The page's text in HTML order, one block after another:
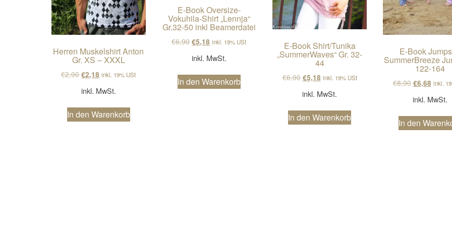
Herren Muskelshirt Anton
Gr. XS – XXXL
€2,90Ursprünglicher Preis war: €2,90
€2,18 Aktueller Preis ist: €2,18.
inkl. 19% USt
inkl. MwSt.
In den Warenkorb
E-Book Oversize-
Vokuhila-Shirt „Lennja“
Gr.32-50 inkl Beamerdatei
€6,90Ursprünglicher Preis war: €6,90
€5,18 Aktueller Preis ist: €5,18.
inkl. 19% USt
inkl. MwSt.
In den Warenkorb
E-Book Shirt/Tunika
„SummerWaves“ Gr. 32-
44
€6,90 Ursprünglicher Preis war: €6,90
€5,18Aktueller Preis ist: €5,18.
inkl. 19% USt
inkl. MwSt.
In den Warenkorb
E-Book
SummerBreeze
122-164
€8,90 €6,68 inkl.
inkl. MwSt.
In den